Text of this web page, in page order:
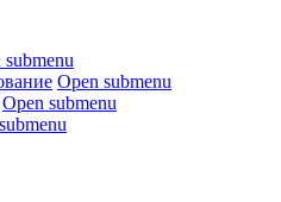
submenu
Open submenu
Open submenu